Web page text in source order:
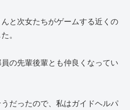
と次女たちがゲームする近くの
。
の先輩後輩とも仲良くなってい
だったので、私はガイドヘルパ